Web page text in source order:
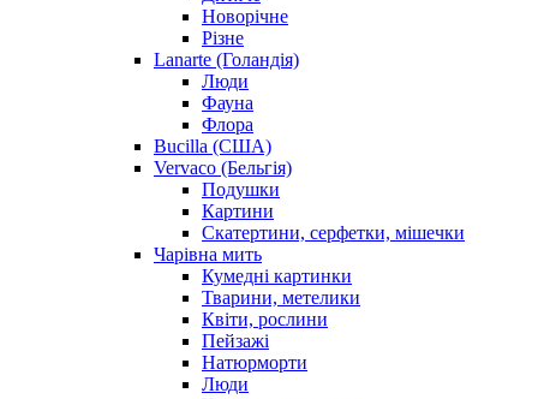
Новорічне
Різне
Lanarte (Голандія)
Люди
Фауна
Флора
Bucilla (США)
Vervaco (Бельгія)
Подушки
Картини
Скатертини, серфетки, мішечки
Чарiвна мить
Кумедні картинки
Тварини, метелики
Квіти, рослини
Пейзажі
Натюрморти
Люди